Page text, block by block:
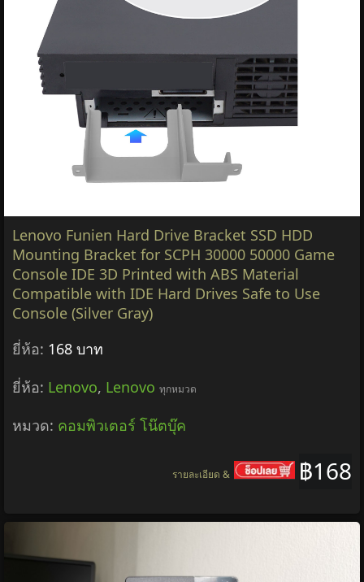
Lenovo Funien Hard Drive Bracket SSD HDD
Mounting Bracket for SCPH 30000 50000 Game
Console IDE 3D Printed with ABS Material
Compatible with IDE Hard Drives Safe to Use
Console (Silver Gray)
ยี่ห้อ: 168 บาท
ยี่ห้อ: Lenovo, Lenovo ทุกหมวด
หมวด: คอมพิวเตอร์ โน๊ตบุ๊ค
฿168
รายละเอียด &